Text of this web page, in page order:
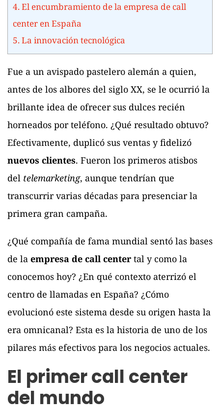
4.El encumbramiento de la empresa de call
center en España
5.La innovación tecnológica
Fue a un avispado pastelero alemán a quien,
antes de los albores del siglo XX, se le ocurrió la
brillante idea de ofrecer sus dulces recién
horneados por teléfono. ¿Qué resultado obtuvo?
Efectivamente, duplicó sus ventas y fidelizó
nuevos clientes. Fueron los primeros atisbos
del telemarketing, aunque tendrían que
transcurrir varias décadas para presenciar la
primera gran campaña.
¿Qué compañía de fama mundial sentó las bases
de la empresa de call center tal y como la
conocemos hoy? ¿En qué contexto aterrizó el
centro de llamadas en España? ¿Cómo
evolucionó este sistema desde su origen hasta la
era omnicanal? Esta es la historia de uno de los
pilares más efectivos para los negocios actuales.
El primer call center
del mundo